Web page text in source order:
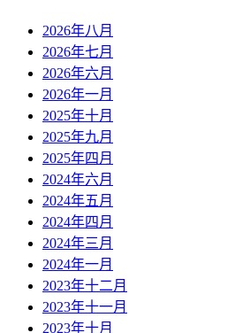
2026年八月
2026年七月
2026年六月
2026年一月
2025年十月
2025年九月
2025年四月
2024年六月
2024年五月
2024年四月
2024年三月
2024年一月
2023年十二月
2023年十一月
2023年十月